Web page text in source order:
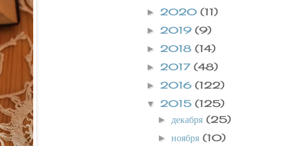
► 2020 (11)
► 2019 (9)
► 2018 (14)
► 2017 (48)
► 2016 (122)
▼ 2015 (125)
► декабря(25)
►ноября(10)